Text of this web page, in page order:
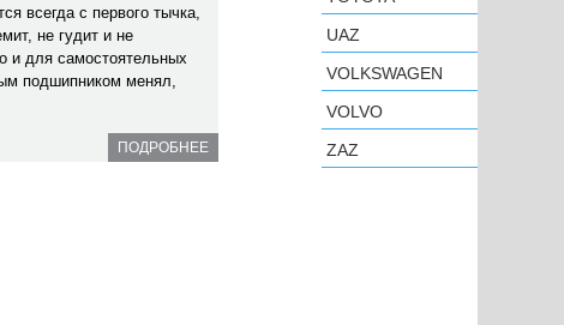
всегда с первого тычка,
не гудит и не
и для самостоятельных
подшипником менял,
ПОДРОБНЕЕ
UAZ
VOLKSWAGEN
VOLVO
ZAZ